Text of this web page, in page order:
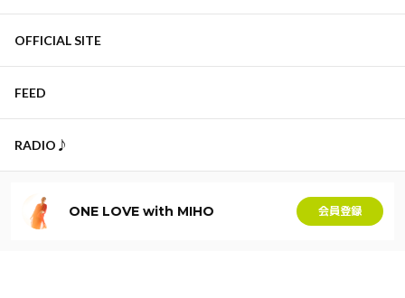
OFFICIAL SITE
FEED
RADIO♪
ONE LOVE with MIHO 会員登録